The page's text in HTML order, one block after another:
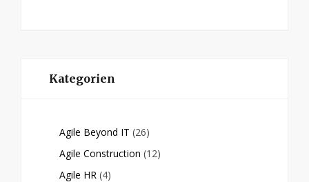
Kategorien
Agile Beyond IT (26)
Agile Construction (12)
Agile HR (4)